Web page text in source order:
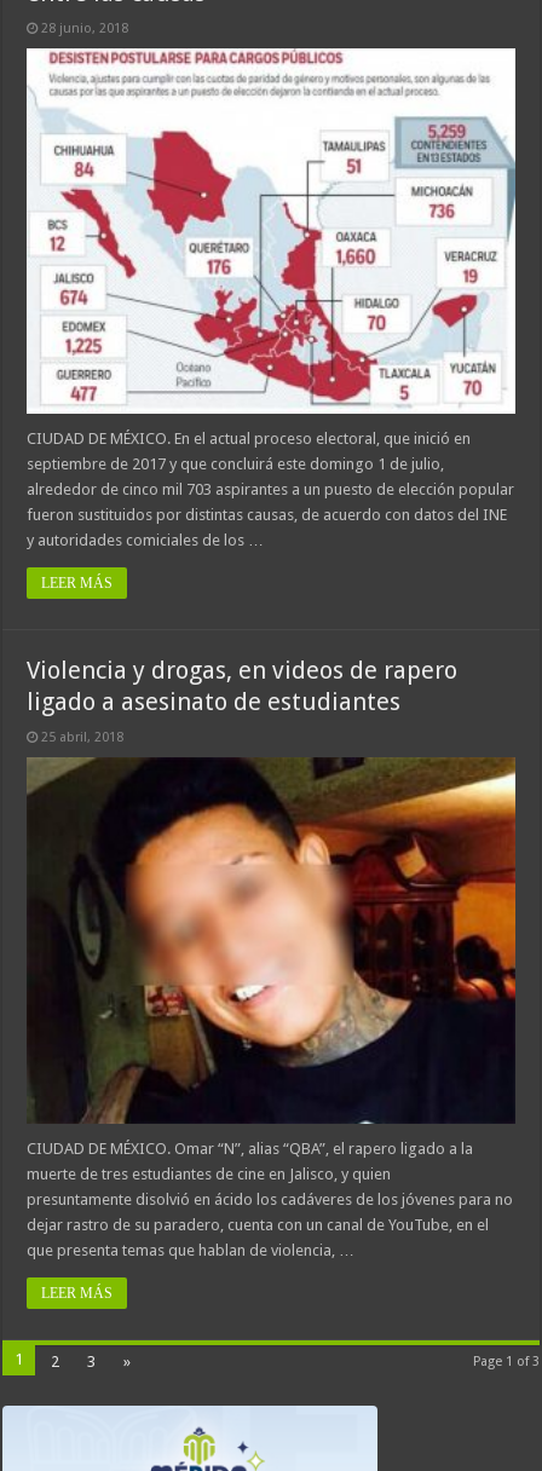
28 junio, 2018
CIUDAD DE MÉXICO. En el actual proceso electoral, que inició en
septiembre de 2017 y que concluirá este domingo 1 de julio,
alrededor de cinco mil 703 aspirantes a un puesto de elección popular
fueron sustituidos por distintas causas, de acuerdo con datos del INE
y autoridades comiciales de los …
LEER MÁS
Violencia y drogas, en videos de rapero
ligado a asesinato de estudiantes
25 abril, 2018
CIUDAD DE MÉXICO. Omar “N”, alias “QBA”, el rapero ligado a la
muerte de tres estudiantes de cine en Jalisco, y quien
presuntamente disolvió en ácido los cadáveres de los jóvenes para no
dejar rastro de su paradero, cuenta con un canal de YouTube, en el
que presenta temas que hablan de violencia, …
LEER MÁS
Page 1 of 3
1 2 3 »